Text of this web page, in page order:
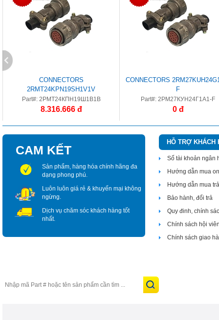
CONNECTORS
2RMT24KPN19SH1V1V
Part#: 2РМТ24КПН19Ш1В1В
8.316.666 đ
CONNECTORS
F
Part#: 2РМ27КУН24Г1А1-F
0 đ
CAM KẾT
Sản phẩm, hàng hóa chính hãng đa
dạng phong phú.
Luôn luôn giá rẻ & khuyến mại không
ngừng.
Dịch vụ chăm sóc khách hàng tốt
nhất.
HỖ TRỢ KHÁCH
Số tài khoản ngân
Hướng dẫn mua
Hướng dẫn mua
Bảo hành, đổi trả
Quy đinh, chính
Chính sách hội
Chính sách giao